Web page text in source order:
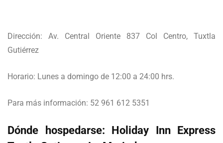
Dirección: Av. Central Oriente 837 Col Centro, Tuxtla
Gutiérrez
Horario: Lunes a domingo de 12:00 a 24:00 hrs.
Para más información: 52 961 612 5351
Dónde hospedarse: Holiday Inn Express